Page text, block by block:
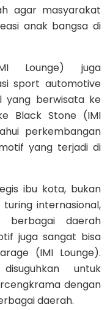
agar masyarakat
anak bangsa di
Lounge) juga
sport automotive
yang berwisata ke
Black Stone (IMI
perkembangan
yang terjadi di
ibu kota, bukan
internasional,
daerah
juga sangat bisa
(IMI Lounge).
untuk
dengan
daerah.